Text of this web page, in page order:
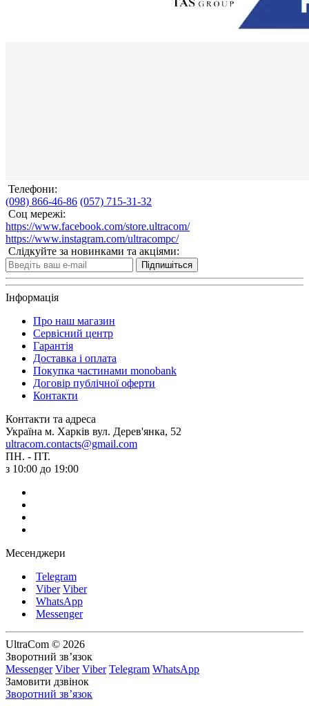
Телефони:
(098) 866-46-86 (057) 715-31-32
Соц мережі:
https://www.facebook.com/store.ultracom/
https://www.instagram.com/ultracompc/
Слідкуйте за новинками та акціями:
Підпишіться
Інформація
Про наш магазин
Сервісний центр
Гарантія
Доставка і оплата
Покупка частинами monobank
Договір публічної оферти
Контакти
Контакти та адреса
Україна м. Харків вул. Дерев'янка, 52
ultracom.contacts@gmail.com
ПН. - ПТ.
з 10:00 до 19:00
Месенджери
Telegram
Viber Viber
WhatsApp
Messenger
UltraCom © 2026
Зворотний зв’язок
Messenger Viber Viber Telegram WhatsApp
Замовити дзвінок
Зворотний зв’язок